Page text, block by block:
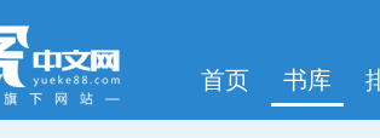
首页 书库